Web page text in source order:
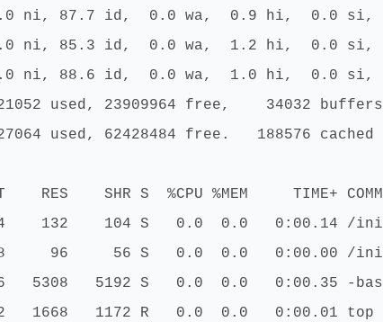
ni, 87.7 id,  0.0 wa,  0.9 hi,  0.0 si,
ni, 85.3 id,  0.0 wa,  1.2 hi,  0.0 si,
ni, 88.6 id,  0.0 wa,  1.0 hi,  0.0 si,
used, 23909964 free,    34032 buffers
used, 62428484 free.   188576 cached
RES    SHR S  %CPU %MEM     TIME+
132    104 S   0.0  0.0   0:00.14 /
96     56 S   0.0  0.0   0:00.00 /
5308   5192 S   0.0  0.0   0:00.35 -
1668   1172 R   0.0  0.0   0:00.01 top